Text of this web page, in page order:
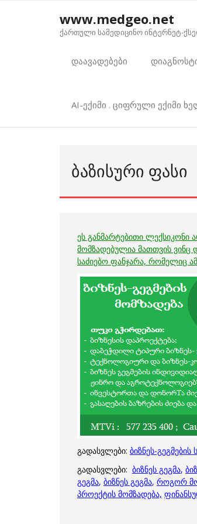
www.medgeo.net
ქართული სამედიცინო ინტერნეტ-
დაავადებები
AI-ექიმი . ციფრული ექიმი
ᲑᲐᲖᲘᲡᲣᲠᲘ ᲤᲐᲡᲘ
ეს განმარტებითი
მომზადებულია მათთვის ვინც
საძიებო ფანჯარა, რომელიც
გადასვლები: ბიზნეს-
გადასვლები: ბიზნეს გეგმა,
გეგმა, ბიზნეს გეგმა, როგორ
პროექტის მომზადება,